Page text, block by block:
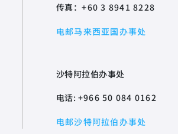
传真：+60 3 8941 8228
电邮马来西亚国办事处
沙特阿拉伯办事处
电话: +966 50 084 0162
电邮沙特阿拉伯办事处